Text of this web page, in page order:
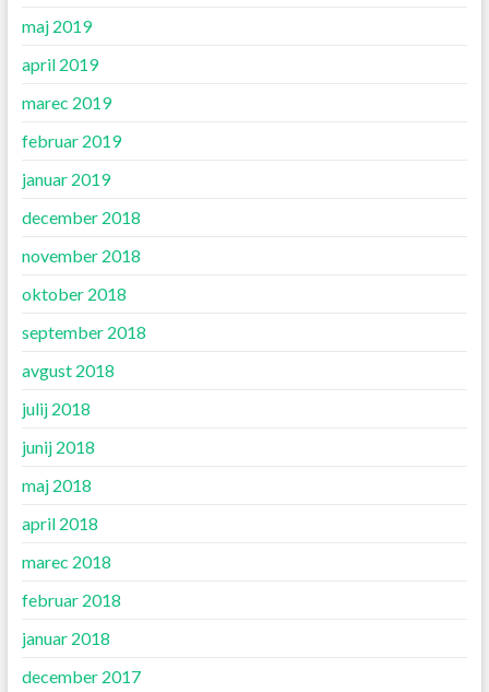
maj 2019
april 2019
marec 2019
februar 2019
januar 2019
december 2018
november 2018
oktober 2018
september 2018
avgust 2018
julij 2018
junij 2018
maj 2018
april 2018
marec 2018
februar 2018
januar 2018
december 2017